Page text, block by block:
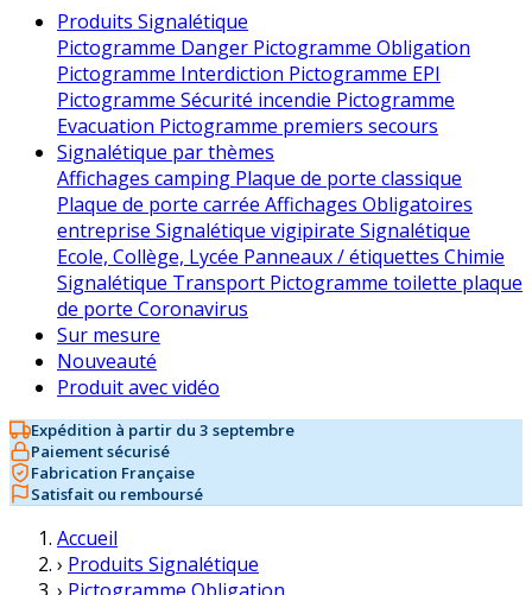
Produits Signalétique
Pictogramme Danger Pictogramme Obligation
Pictogramme Interdiction Pictogramme EPI
Pictogramme Sécurité incendie Pictogramme
Evacuation Pictogramme premiers secours
Signalétique par thèmes
Affichages camping Plaque de porte classique
Plaque de porte carrée Affichages Obligatoires
entreprise Signalétique vigipirate Signalétique
Ecole, Collège, Lycée Panneaux / étiquettes Chimie
Signalétique Transport Pictogramme toilette plaque
de porte Coronavirus
Sur mesure
Nouveauté
Produit avec vidéo
Expédition à partir du 3 septembre
Paiement sécurisé
Fabrication Française
Satisfait ou remboursé
Accueil
› Produits Signalétique